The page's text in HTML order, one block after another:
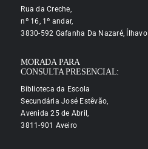
Rua da Creche,
nº 16, 1º andar,
3830-592 Gafanha Da Nazaré, Ílhavo
MORADA PARA
CONSULTA PRESENCIAL:
Biblioteca da Escola
Secundária José Estêvão,
Avenida 25 de Abril,
3811-901 Aveiro